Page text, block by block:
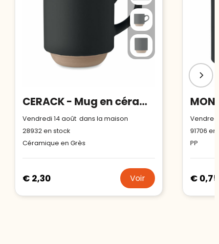
CERACK - Mug en céramique 170 ml
Vendredi 14 août dans la maison
28932en stock
Céramique en Grès
€ 2,30 Voir
91706 en
PP
€ 0,75